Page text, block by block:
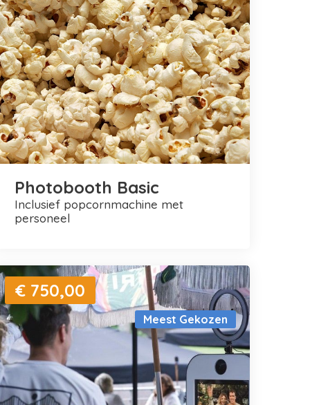
Photobooth Basic
inclusief popcornmachine met
personeel
Meest Gekozen
€ 750,00